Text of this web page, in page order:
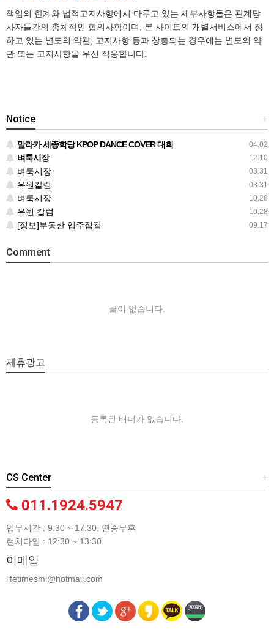
책임의 한계와 법적고지사항에서 다루고 있는 세부사항들은 관계당
사자들간의 총체적인 합의사항이며, 본 사이트의 개별서비스에서 정
하고 있는 별도의 약관, 고지사항 등과 상충되는 경우에는 별도의 약
관 또는 고지사항을 우선 적용합니다.
+
Notice
04.02
말라카 세종학당 KPOP DANCE COVER 대회
12.10
벼룩시장
03.31
벼룩시장
03.31
유원칼럼
10.28
벼룩시장
10.28
유원 칼럼
09.17
[정보]부동산 입주점검
Comment
글이 없습니다.
제휴광고
등록된 배너가 없습니다.
+
CS Center
011.1924.5947
업무시간 : 9:30 ~ 17:30, 연중무휴
런치타임 : 12:30 ~ 13:30
이메일
lifetimesml@hotmail.com